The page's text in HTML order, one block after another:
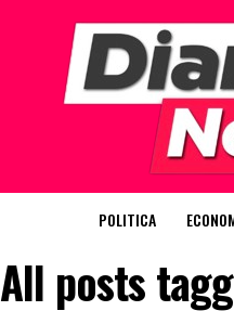
POLITICA
All posts